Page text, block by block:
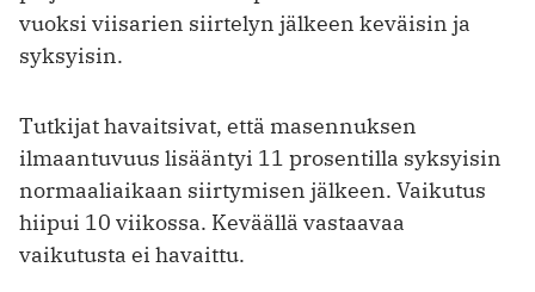
vuoksi viisarien siirtelyn jälkeen keväisin ja
syksyisin.
Tutkijat havaitsivat, että masennuksen
ilmaantuvuus lisääntyi 11 prosentilla syksyisin
normaaliaikaan siirtymisen jälkeen. Vaikutus
hiipui 10 viikossa. Keväällä vastaavaa
vaikutusta ei havaittu.